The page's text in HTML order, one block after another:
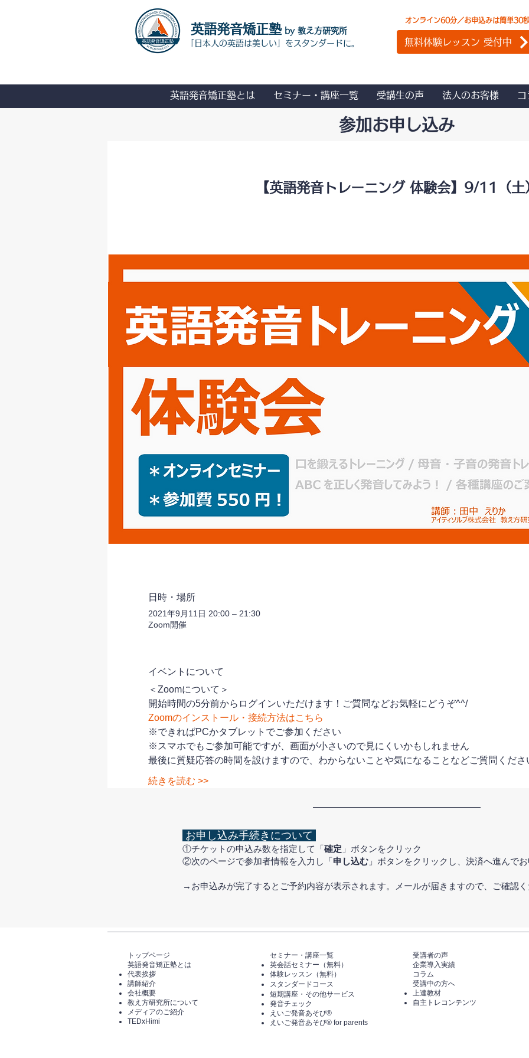
​英語発音矯正塾by 教え方研究所
「日本人の英語は美しい」をスタンダードに。
オンライン60分／お申込みは簡単30
無料体験レッスン 受付中
英語発音矯正塾とは セミナー・講座一覧 受講生の声 法人のお客様 コ
参加お申し込み
【英語発音トレーニング 体験会】9/11（土
日時・場所
2021年9月11日 20:00 – 21:30
Zoom開催
イベントについて
＜Zoomについて＞
開始時間の5分前からログインいただけます！ご質問などお気軽にどうぞ^^/
Zoomのインストール・接続方法はこちら
※できればPCかタブレットでご参加ください
※スマホでもご参加可能ですが、画面が小さいので見にくいかもしれません
最後に質疑応答の時間を設けますので、わからないことや気になることなどご質問くださ
続きを読む >>
お申し込み手続きについて
①チケットの申込み数を指定して「確定 」ボタンをクリック
②次のページで参加者情報を入力し「申し込む 」ボタンをクリックし、決済へ進んで
​→お申込みが完了するとご予約内容が表示されます。メールが届きますので、ご確認
トップページ​
英語発音矯正塾とは
代表挨拶
講師紹介
​会社概要
​教え方研究所について
メディアのご紹介
TEDxHimi
セミナー・講座一覧​​​​
英会話セミナー（無料）
体験レッスン（無料）​
スタンダードコース
短期講座・その他サービス
発音チェック​
えいご発音あそび®️
えいご発音あそび®️ for parents
​受講者の声
企業導入実績
コラム
受講中の方へ
上達教材
自主トレコンテンツ